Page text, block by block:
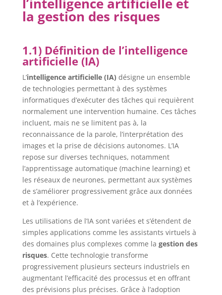
la gestion des risques
1.1) Définition de l’intelligence
artificielle (IA)
L’intelligence artificielle (IA) désigne un ensemble
de technologies permettant à des systèmes
informatiques d’exécuter des tâches qui requièrent
normalement une intervention humaine. Ces tâches
incluent, mais ne se limitent pas à, la
reconnaissance de la parole, l’interprétation des
images et la prise de décisions autonomes. L’IA
repose sur diverses techniques, notamment
l’apprentissage automatique (machine learning) et
les réseaux de neurones, permettant aux systèmes
de s’améliorer progressivement grâce aux données
et à l’expérience.
Les utilisations de l’IA sont variées et s’étendent de
simples applications comme les assistants virtuels à
des domaines plus complexes comme la gestion des
risques. Cette technologie transforme
progressivement plusieurs secteurs industriels en
augmentant l’efficacité des processus et en offrant
des prévisions plus précises. Grâce à l’adoption